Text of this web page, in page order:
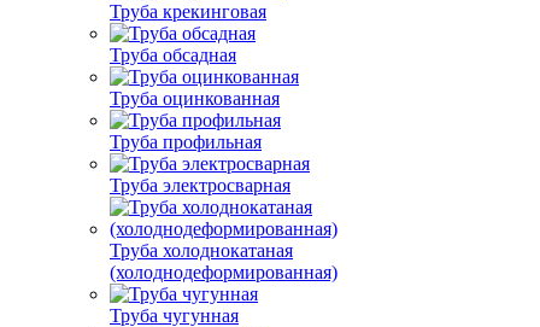
Труба крекинговая
Труба обсадная
Труба оцинкованная
Труба профильная
Труба электросварная
Труба холоднокатаная
(холоднодеформированная)
Труба чугунная